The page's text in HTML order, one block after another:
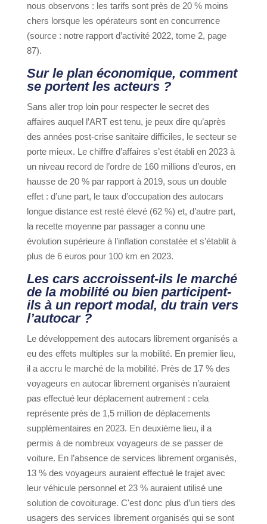
nous observons : les tarifs sont près de 20 % moins
chers lorsque les opérateurs sont en concurrence
(source : notre rapport d’activité 2022, tome 2, page
87).
Sur le plan économique, comment
se portent les acteurs ?
Sans aller trop loin pour respecter le secret des
affaires auquel l’ART est tenu, je peux dire qu’après
des années post-crise sanitaire difficiles, le secteur se
porte mieux. Le chiffre d’affaires s’est établi en 2023 à
un niveau record de l’ordre de 160 millions d’euros, en
hausse de 20 % par rapport à 2019, sous un double
effet : d’une part, le taux d’occupation des autocars
longue distance est resté élevé (62 %) et, d’autre part,
la recette moyenne par passager a connu une
évolution supérieure à l’inflation constatée et s’établit à
plus de 6 euros pour 100 km en 2023.
Les cars accroissent-ils le marché
de la mobilité ou bien participent-
ils à un report modal, du train vers
l’autocar ?
Le développement des autocars librement organisés a
eu des effets multiples sur la mobilité. En premier lieu,
il a accru le marché de la mobilité. Près de 17 % des
voyageurs en autocar librement organisés n’auraient
pas effectué leur déplacement autrement : cela
représente près de 1,5 million de déplacements
supplémentaires en 2023. En deuxième lieu, il a
permis à de nombreux voyageurs de se passer de
voiture. En l’absence de services librement organisés,
13 % des voyageurs auraient effectué le trajet avec
leur véhicule personnel et 23 % auraient utilisé une
solution de covoiturage. C'est donc plus d’un tiers des
usagers des services librement organisés qui se sont